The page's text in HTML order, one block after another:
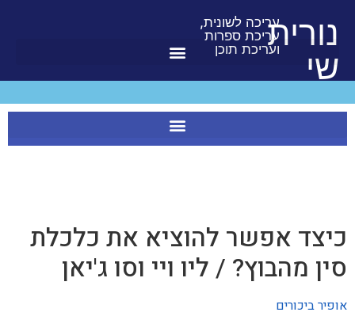
נורית
שי
עריכה לשונית,
עריכת ספרות
ועריכת תוכן
כיצד אפשר להוציא את כלכלת
סין מהבוץ? / ליו ויי וסו ג'יאן
אופיר ביכורים